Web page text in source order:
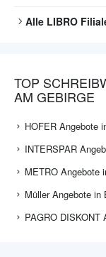
Alle LIBRO
TOP
AM GEBIRGE
HOFER Angebote
INTERSPAR
METRO Angebote
Müller Angebote in
PAGRO DISKONT